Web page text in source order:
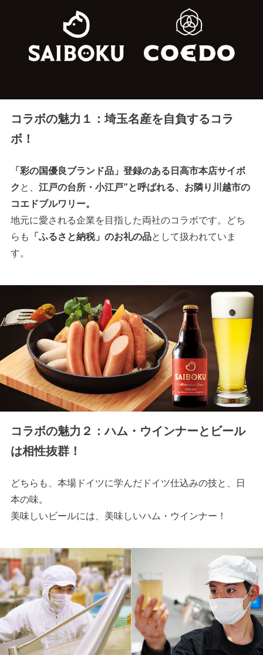
コラボの魅力１：埼玉名産を自負するコラ
ボ！
「彩の国優良ブランド品」登録のある日高市本店サイボ
ク と、 江戸の台所・小江戸”と呼ばれる、お隣り川越市の
コエドブルワリー。
地元に愛される企業を目指した両社のコラボです。どち
らも
「ふるさと納税」のお礼の品として扱われていま
す。
コラボの魅力２：ハム・ウインナーとビール
は相性抜群！
どちらも、本場ドイツに学んだドイツ仕込みの技と、日
本の味。
美味しいビールには、美味しいハム・ウインナー！